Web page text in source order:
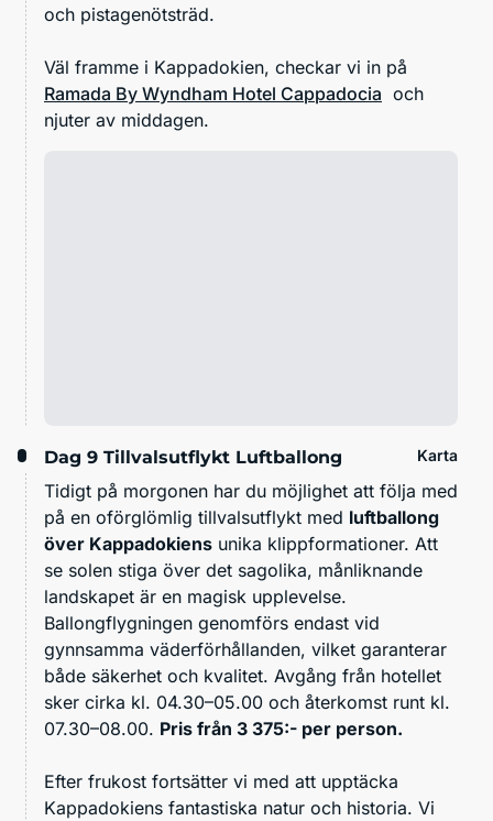
och pistagenötsträd.
Väl framme i Kappadokien, checkar vi in på
Ramada By Wyndham Hotel Cappadocia och
njuter av middagen.
Dag 9 Tillvalsutflykt Luftballong Karta
Tidigt på morgonen har du möjlighet att följa med
på en oförglömlig tillvalsutflykt med luftballong
över Kappadokiens unika klippformationer. Att
se solen stiga över det sagolika, månliknande
landskapet är en magisk upplevelse.
Ballongflygningen genomförs endast vid
gynnsamma väderförhållanden, vilket garanterar
både säkerhet och kvalitet. Avgång från hotellet
sker cirka kl. 04.30–05.00 och återkomst runt kl.
07.30–08.00. Pris från 3 375:- per person.
Efter frukost fortsätter vi med att upptäcka
Kappadokiens fantastiska natur och historia. Vi